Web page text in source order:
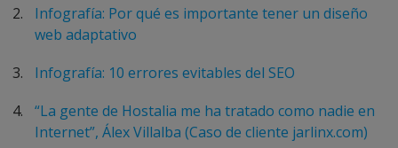
Infografía: Por qué es importante tener un diseño
web adaptativo
Infografía: 10 errores evitables del SEO
“La gente de Hostalia me ha tratado como nadie en
Internet”, Álex Villalba (Caso de cliente jarlinx.com)